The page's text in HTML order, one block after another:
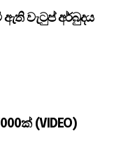
වැටුප් අර්බුදය
(VIDEO)